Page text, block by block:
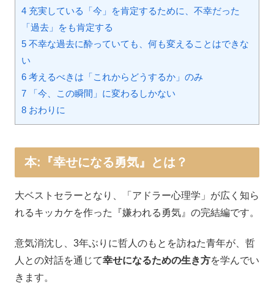
4 充実している「今」を肯定するために、不幸だった
「過去」をも肯定する
5 不幸な過去に酔っていても、何も変えることはできな
い
6 考えるべきは「これからどうするか」のみ
7 「今、この瞬間」に変わるしかない
8 おわりに
本:『幸せになる勇気』とは？
大ベストセラーとなり、「アドラー心理学」が広く知ら
れるキッカケを作った『嫌われる勇気』の完結編です。
意気消沈し、3年ぶりに哲人のもとを訪ねた青年が、哲
人との対話を通じて幸せになるための生き方を学んでい
きます。